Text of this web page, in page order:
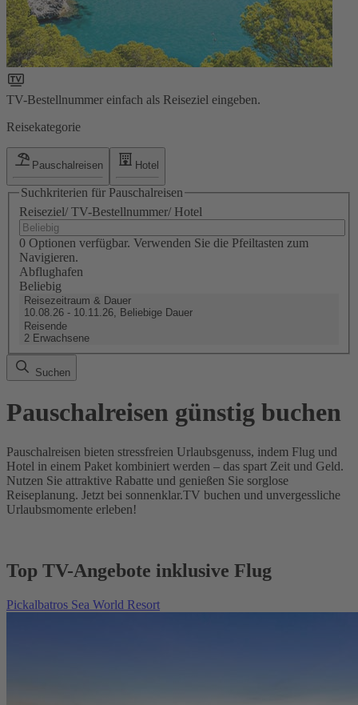
TV-Bestellnummer einfach als Reiseziel eingeben.
Reisekategorie
Pauschalreisen Hotel
Suchkriterien für Pauschalreisen
Reiseziel/ TV-Bestellnummer/ Hotel
0 Optionen verfügbar. Verwenden Sie die Pfeiltasten zum
Navigieren.
Abflughafen
Beliebig
Reisezeitraum & Dauer
10.08.26 - 10.11.26, Beliebige Dauer
Reisende
2 Erwachsene
Suchen
Pauschalreisen günstig buchen
Pauschalreisen bieten stressfreien Urlaubsgenuss, indem Flug und
Hotel in einem Paket kombiniert werden – das spart Zeit und Geld.
Nutzen Sie attraktive Rabatte und genießen Sie sorglose
Reiseplanung. Jetzt bei sonnenklar.TV buchen und unvergessliche
Urlaubsmomente erleben!
Top TV-Angebote inklusive Flug
Pickalbatros Sea World Resort